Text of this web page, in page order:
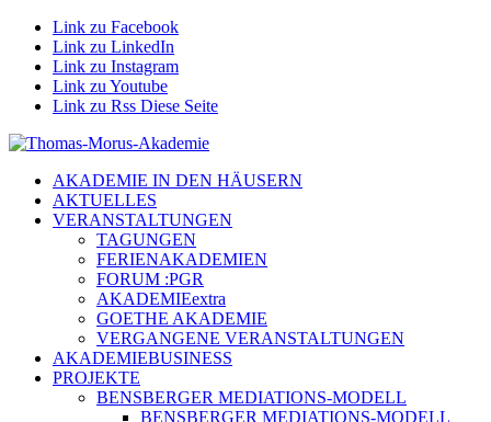
Link zu Facebook
Link zu LinkedIn
Link zu Instagram
Link zu Youtube
Link zu Rss Diese Seite
AKADEMIE IN DEN HÄUSERN
AKTUELLES
VERANSTALTUNGEN
TAGUNGEN
FERIENAKADEMIEN
FORUM :PGR
AKADEMIEextra
GOETHE AKADEMIE
VERGANGENE VERANSTALTUNGEN
AKADEMIEBUSINESS
PROJEKTE
BENSBERGER MEDIATIONS-MODELL
BENSBERGER MEDIATIONS-MODELL